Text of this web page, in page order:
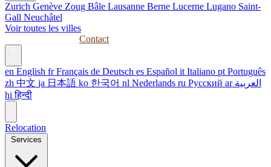
Zurich Genève Zoug Bâle Lausanne Berne Lucerne Lugano Saint-
Gall Neuchâtel
Voir toutes les villes
Contact
en English fr Français de Deutsch es Español it Italiano pt Português
zh 中文 ja 日本語 ko 한국어 nl Nederlands ru Русский ar العربية
hi हिन्दी
Relocation
Services